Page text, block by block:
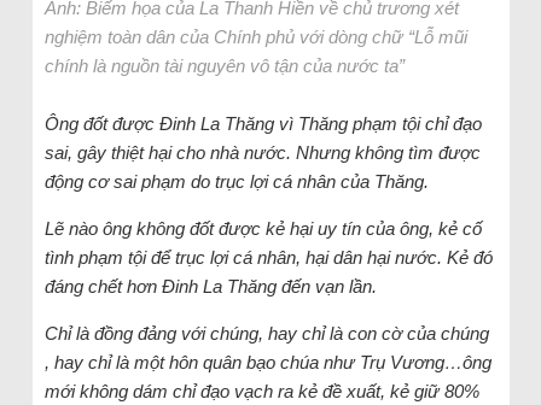
Ảnh: Biếm họa của La Thanh Hiền về chủ trương xét
nghiệm toàn dân của Chính phủ với dòng chữ “Lỗ mũi
chính là nguồn tài nguyên vô tận của nước ta”
Ông đốt được Đinh La Thăng vì Thăng phạm tội chỉ đạo
sai, gây thiệt hại cho nhà nước. Nhưng không tìm được
động cơ sai phạm do trục lợi cá nhân của Thăng.
Lẽ nào ông không đốt được kẻ hại uy tín của ông, kẻ cố
tình phạm tội để trục lợi cá nhân, hại dân hại nước. Kẻ đó
đáng chết hơn Đinh La Thăng đến vạn lần.
Chỉ là đồng đảng với chúng, hay chỉ là con cờ của chúng
, hay chỉ là một hôn quân bạo chúa như Trụ Vương…ông
mới không dám chỉ đạo vạch ra kẻ đề xuất, kẻ giữ 80%